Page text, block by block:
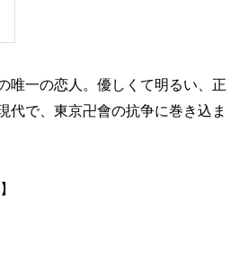
唯一の恋人。優しくて明るい、正
代で、東京卍會の抗争に巻き込ま